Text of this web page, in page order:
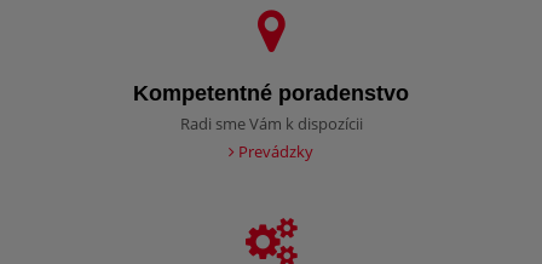
Kompetentné poradenstvo
Radi sme Vám k dispozícii
Prevádzky